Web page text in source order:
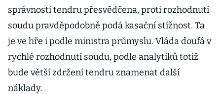
správnosti tendru přesvědčena, proti rozhodnutí
soudu pravděpodobně podá kasační stížnost. Ta
je ve hře i podle ministra průmyslu. Vláda doufá v
rychlé rozhodnutí soudu, podle analytiků totiž
bude větší zdržení tendru znamenat další
náklady.